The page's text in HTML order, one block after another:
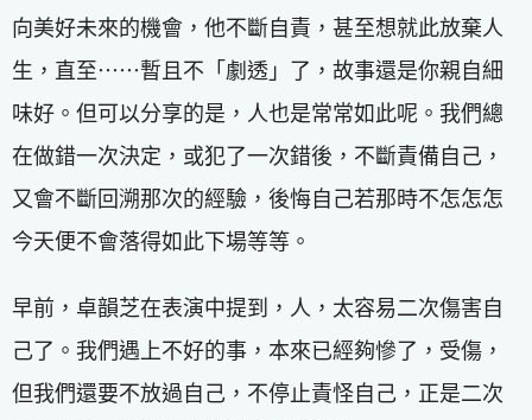
向美好未來的機會，他不斷自責，甚至想就此放棄人
生，直至⋯⋯暫且不「劇透」了，故事還是你親自細
味好。但可以分享的是，人也是常常如此呢。我們總
在做錯一次決定，或犯了一次錯後，不斷責備自己，
又會不斷回溯那次的經驗，後悔自己若那時不怎怎怎
今天便不會落得如此下場等等。
早前，卓韻芝在表演中提到，人，太容易二次傷害自
己了。我們遇上不好的事，本來已經夠慘了，受傷，
但我們還要不放過自己，不停止責怪自己，正是二次